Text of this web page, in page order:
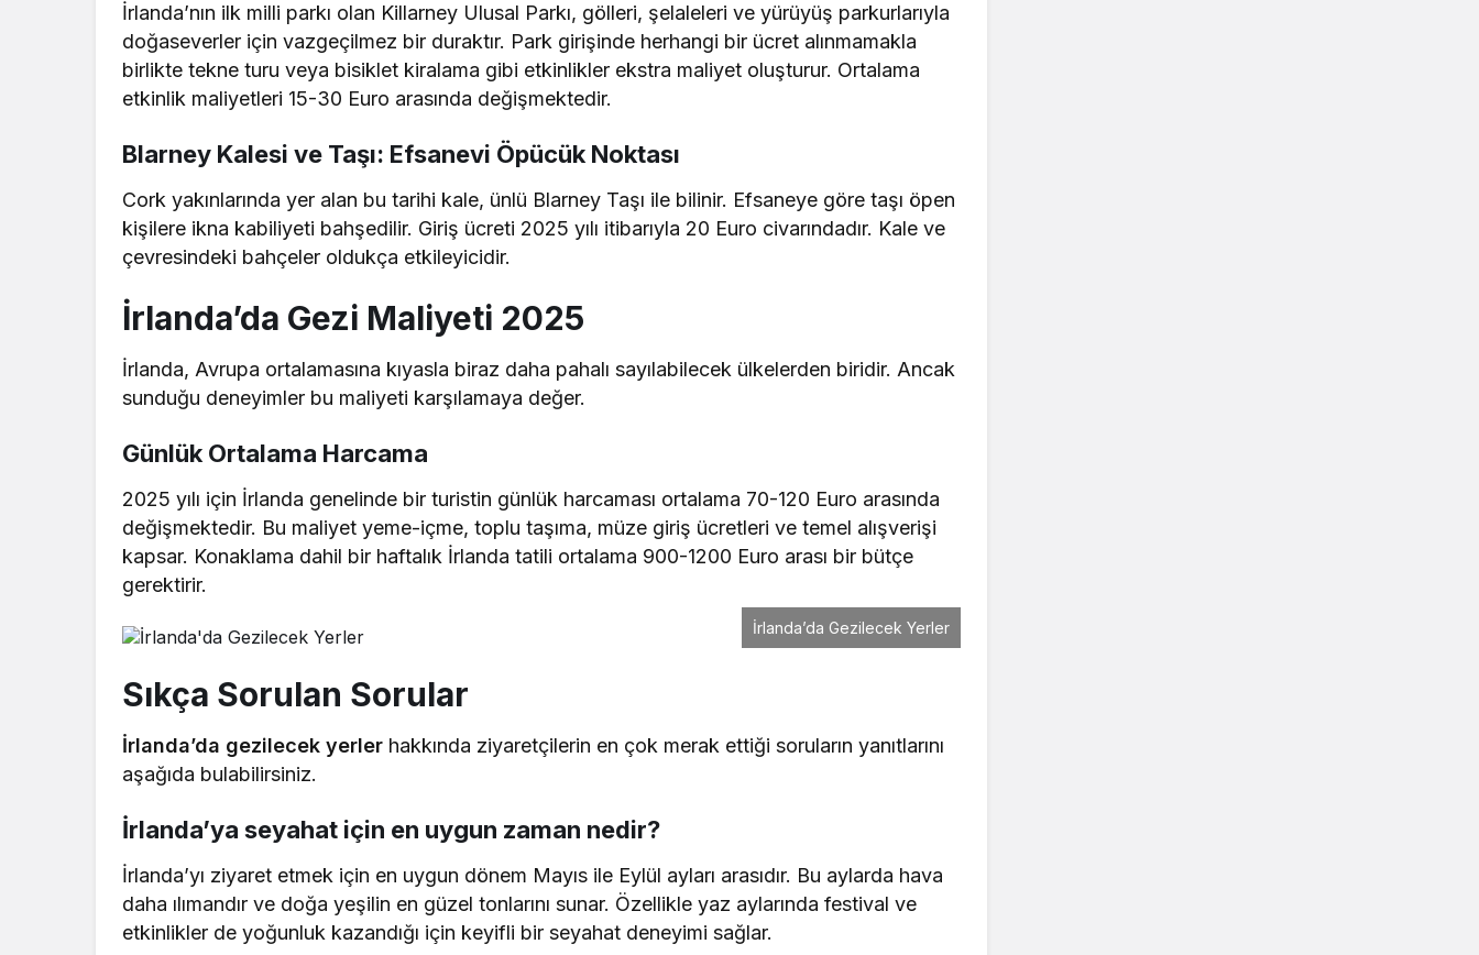
İrlanda’nın ilk milli parkı olan Killarney Ulusal Parkı, gölleri, şelaleleri ve yürüyüş parkurlarıyla
doğaseverler için vazgeçilmez bir duraktır. Park girişinde herhangi bir ücret alınmamakla
birlikte tekne turu veya bisiklet kiralama gibi etkinlikler ekstra maliyet oluşturur. Ortalama
etkinlik maliyetleri 15-30 Euro arasında değişmektedir.
Blarney Kalesi ve Taşı: Efsanevi Öpücük Noktası
Cork yakınlarında yer alan bu tarihi kale, ünlü Blarney Taşı ile bilinir. Efsaneye göre taşı öpen
kişilere ikna kabiliyeti bahşedilir. Giriş ücreti 2025 yılı itibarıyla 20 Euro civarındadır. Kale ve
çevresindeki bahçeler oldukça etkileyicidir.
İrlanda’da Gezi Maliyeti 2025
İrlanda, Avrupa ortalamasına kıyasla biraz daha pahalı sayılabilecek ülkelerden biridir. Ancak
sunduğu deneyimler bu maliyeti karşılamaya değer.
Günlük Ortalama Harcama
2025 yılı için İrlanda genelinde bir turistin günlük harcaması ortalama 70-120 Euro arasında
değişmektedir. Bu maliyet yeme-içme, toplu taşıma, müze giriş ücretleri ve temel alışverişi
kapsar. Konaklama dahil bir haftalık İrlanda tatili ortalama 900-1200 Euro arası bir bütçe
gerektirir.
İrlanda’da Gezilecek Yerler
Sıkça Sorulan Sorular
İrlanda’da gezilecek yerler hakkında ziyaretçilerin en çok merak ettiği soruların yanıtlarını
aşağıda bulabilirsiniz.
İrlanda’ya seyahat için en uygun zaman nedir?
İrlanda’yı ziyaret etmek için en uygun dönem Mayıs ile Eylül ayları arasıdır. Bu aylarda hava
daha ılımandır ve doğa yeşilin en güzel tonlarını sunar. Özellikle yaz aylarında festival ve
etkinlikler de yoğunluk kazandığı için keyifli bir seyahat deneyimi sağlar.